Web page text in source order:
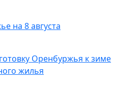
на 8 августа
Оренбуржья к зиме
жилья